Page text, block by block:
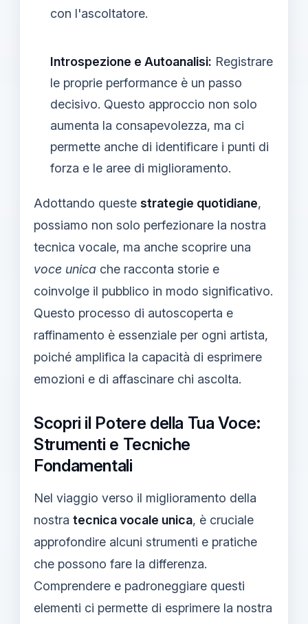
con l'ascoltatore.
Introspezione e Autoanalisi: Registrare
le proprie performance è un passo
decisivo. Questo approccio non solo
aumenta la consapevolezza, ma ci
permette anche di identificare i punti di
forza e le aree di miglioramento.
Adottando queste strategie quotidiane,
possiamo non solo perfezionare la nostra
tecnica vocale, ma anche scoprire una
voce unica che racconta storie e
coinvolge il pubblico in modo significativo.
Questo processo di autoscoperta e
raffinamento è essenziale per ogni artista,
poiché amplifica la capacità di esprimere
emozioni e di affascinare chi ascolta.
Scopri il Potere della Tua Voce:
Strumenti e Tecniche
Fondamentali
Nel viaggio verso il miglioramento della
nostra tecnica vocale unica, è cruciale
approfondire alcuni strumenti e pratiche
che possono fare la differenza.
Comprendere e padroneggiare questi
elementi ci permette di esprimere la nostra